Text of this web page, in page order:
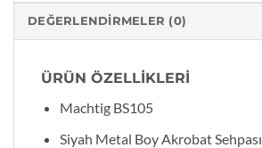
DEĞERLENDIRMELER (0)
ÜRÜN ÖZELLİKLERİ
Machtig BS105
Siyah Metal Boy Akrobat Sehpası